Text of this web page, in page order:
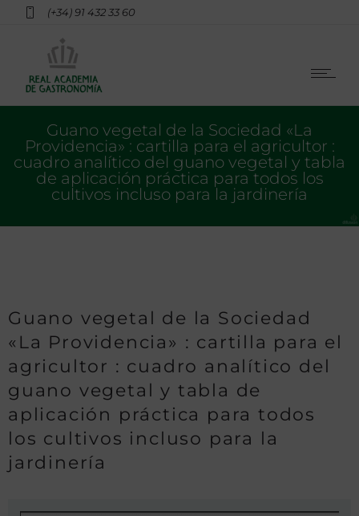
(+34) 91 432 33 60
Guano vegetal de la Sociedad «La
Providencia» : cartilla para el agricultor :
cuadro analítico del guano vegetal y tabla
de aplicación práctica para todos los
cultivos incluso para la jardinería
Guano vegetal de la Sociedad
«La Providencia» : cartilla para el
agricultor : cuadro analítico del
guano vegetal y tabla de
aplicación práctica para todos
los cultivos incluso para la
jardinería